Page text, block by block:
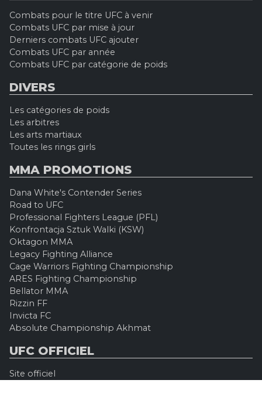
Combats pour le titre UFC à venir
Combats UFC par mise à jour
Derniers combats UFC ajouter
Combats UFC par année
Combats UFC par catégorie de poids
DIVERS
Les catégories de poids
Les arbitres
Les arts martiaux
Toutes les rings girls
MMA PROMOTIONS
Dana White's Contender Series
Road to UFC
Professional Fighters League (PFL)
Konfrontacja Sztuk Walki (KSW)
Oktagon MMA
Legacy Fighting Alliance
Cage Warriors Fighting Championship
ARES Fighting Championship
Bellator MMA
Rizzin FF
Invicta FC
Absolute Championship Akhmat
UFC OFFICIEL
Site officiel